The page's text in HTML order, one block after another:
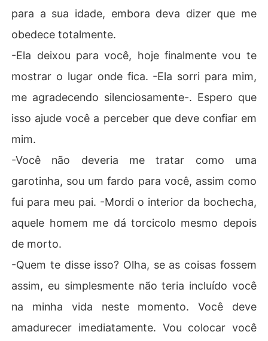
para a sua idade, embora deva dizer que me
obedece totalmente.
-Ela deixou para você, hoje finalmente vou te
mostrar o lugar onde fica. -Ela sorri para mim,
me agradecendo silenciosamente-. Espero que
isso ajude você a perceber que deve confiar em
mim.
-Você não deveria me tratar como uma
garotinha, sou um fardo para você, assim como
fui para meu pai. -Mordi o interior da bochecha,
aquele homem me dá torcicolo mesmo depois
de morto.
-Quem te disse isso? Olha, se as coisas fossem
assim, eu simplesmente não teria incluído você
na minha vida neste momento. Você deve
amadurecer imediatamente. Vou colocar você